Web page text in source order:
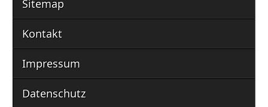
Sitemap
Kontakt
Impressum
Datenschutz